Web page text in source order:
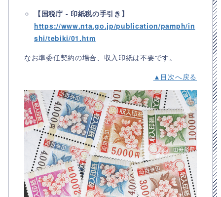
【国税庁 - 印紙税の手引き】
https://www.nta.go.jp/publication/pamph/in
shi/tebiki/01.htm
なお準委任契約の場合、収入印紙は不要です。
▲目次へ戻る